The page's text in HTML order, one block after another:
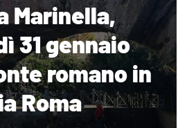
Marinella,
31 gennaio
romano in
Roma